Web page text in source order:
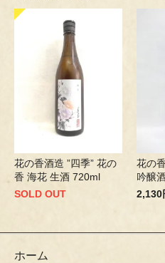
花の香酒造 ”四季” 花の
香 海花 生酒 720ml
SOLD OUT
花の
吟醸
2,130
ホーム